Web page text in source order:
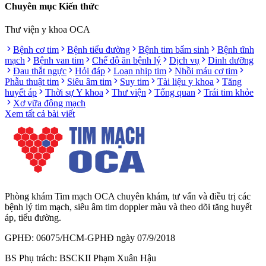
Chuyên mục Kiến thức
Thư viện y khoa OCA
Bệnh cơ tim
Bệnh tiểu đường Bệnh tim bẩm sinh
Bệnh tĩnh
mạch
Bệnh van tim Chế độ ăn bệnh lý Dịch vụ
Dinh dưỡng
Đau thắt ngực
Hỏi đáp Loạn nhịp tim
Nhồi máu cơ tim
Phẫu thuật tim
Siêu âm tim Suy tim Tài liệu y khoa
Tăng
huyết áp
Thời sự Y khoa Thư viện Tổng quan
Trái tim khỏe
Xơ vữa động mạch
Xem tất cả bài viết
Phòng khám Tim mạch OCA chuyên khám, tư vấn và điều trị các
bệnh lý tim mạch, siêu âm tim doppler màu và theo dõi tăng huyết
áp, tiểu đường.
GPHĐ: 06075/HCM-GPHĐ ngày 07/9/2018
BS Phụ trách: BSCKII Phạm Xuân Hậu